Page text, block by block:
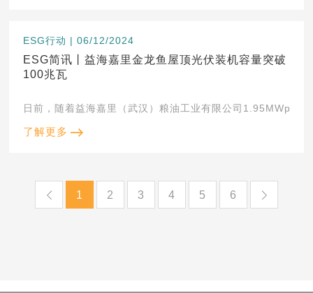
ESG行动 | 06/12/2024
ESG简讯丨益海嘉里金龙鱼屋顶光伏装机容量突破
100兆瓦
日前，随着益海嘉里（武汉）粮油工业有限公司1.95MWp屋
了解更多
1 2 3 4 5 6